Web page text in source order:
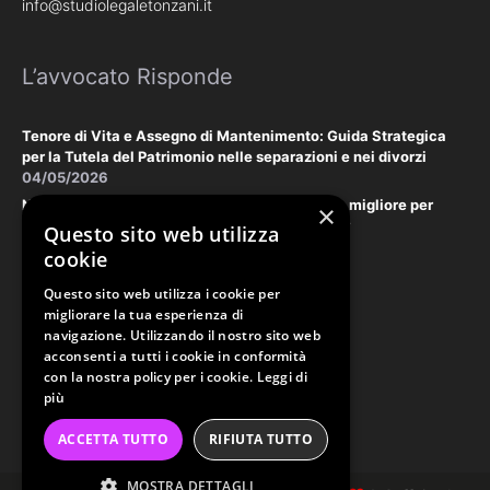
info@studiolegaletonzani.it
L’avvocato Risponde
Tenore di Vita e Assegno di Mantenimento: Guida Strategica
per la Tutela del Patrimonio nelle separazioni e nei divorzi
04/05/2026
Negoziazione Assistita vs. Tribunale: la scelta migliore per
tutelare il vostro patrimonio e la vostra privacy
18/03/2026
Law & Disclaimer
PRIVACY POLICY
COOKIE POLICY
ORDINE AVVOCATI PERUGIA
×
Questo sito web utilizza
cookie
Questo sito web utilizza i cookie per
migliorare la tua esperienza di
navigazione. Utilizzando il nostro sito web
acconsenti a tutti i cookie in conformità
con la nostra policy per i cookie. Leggi di
più
ACCETTA TUTTO RIFIUTA TUTTO
MOSTRA DETTAGLI